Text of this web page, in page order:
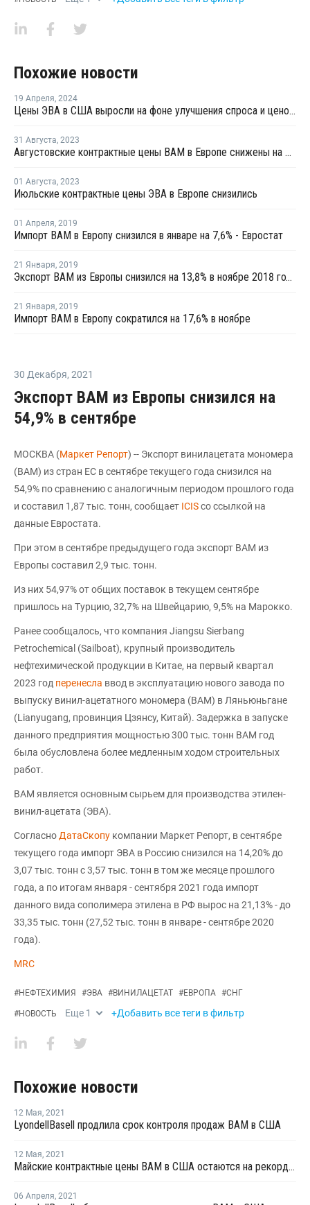
Похожие новости
19 Апреля, 2024
Цены ЭВА в США выросли на фоне улучшения спроса и ценового давления
31 Августа, 2023
Августовские контрактные цены ВАМ в Европе снижены на EUR80 за тонну
01 Августа, 2023
Июльские контрактные цены ЭВА в Европе снизились
01 Апреля, 2019
Импорт ВАМ в Европу снизился в январе на 7,6% - Евростат
21 Января, 2019
Экспорт ВАМ из Европы снизился на 13,8% в ноябре 2018 года
21 Января, 2019
Импорт ВАМ в Европу сократился на 17,6% в ноябре
30 Декабря, 2021
Экспорт ВАМ из Европы снизился на
54,9% в сентябре
МОСКВА (Маркет Репорт) -- Экспорт винилацетата мономера
(ВАМ) из стран ЕС в сентябре текущего года снизился на
54,9% по сравнению с аналогичным периодом прошлого года
и составил 1,87 тыс. тонн, сообщает ICISсо ссылкой на
данные Евростата.
При этом в сентябре предыдущего года экспорт ВАМ из
Европы составил 2,9 тыс. тонн.
Из них 54,97% от общих поставок в текущем сентябре
пришлось на Турцию, 32,7% на Швейцарию, 9,5% на Марокко.
Ранее сообщалось, что компания Jiangsu Sierbang
Petrochemical (Sailboat), крупный производитель
нефтехимической продукции в Китае, на первый квартал
2023 год перенесла ввод в эксплуатацию нового завода по
выпуску винил-ацетатного мономера (ВАМ) в Ляньюньгане
(Lianyugang, провинция Цзянсу, Китай). Задержка в запуске
данного предприятия мощностью 300 тыс. тонн ВАМ год
была обусловлена более медленным ходом строительных
работ.
ВАМ является основным сырьем для производства этилен-
винил-ацетата (ЭВА).
Согласно ДатаСкопу компании Маркет Репорт, в сентябре
текущего года импорт ЭВА в Россию снизился на 14,20% до
3,07 тыс. тонн с 3,57 тыс. тонн в том же месяце прошлого
года, а по итогам января - сентября 2021 года импорт
данного вида сополимера этилена в РФ вырос на 21,13% - до
33,35 тыс. тонн (27,52 тыс. тонн в январе - сентябре 2020
года).
MRC
#НЕФТЕХИМИЯ #ЭВА #ВИНИЛАЦЕТАТ #ЕВРОПА #СНГ
#НОВОСТЬ Еще 1 +Добавить все теги в фильтр
Похожие новости
12 Мая, 2021
LyondellBasell продлила срок контроля продаж ВAM в США
12 Мая, 2021
Майские контрактные цены ВАМ в США остаются на рекордно высоком уровне
06 Апреля, 2021